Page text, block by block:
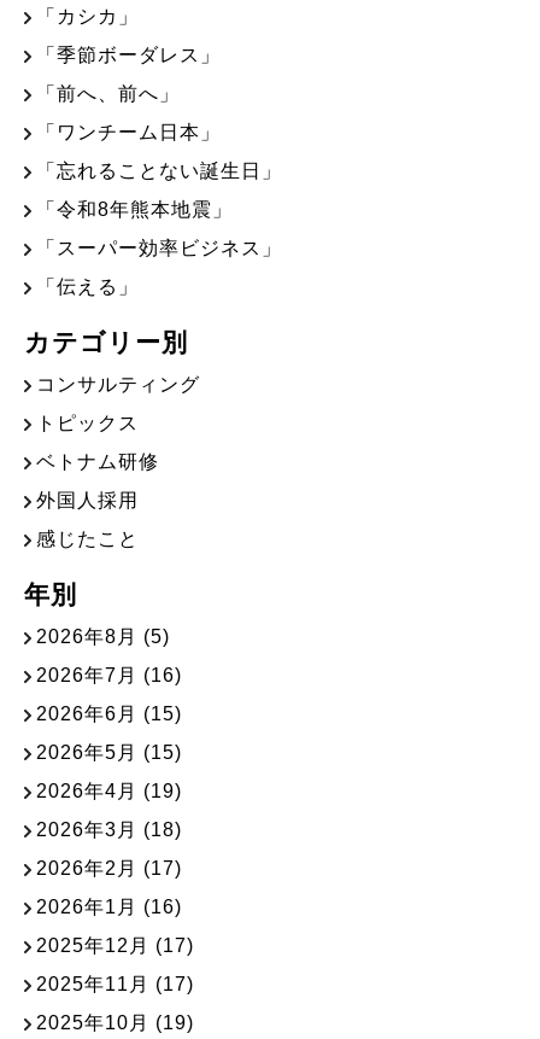
「カシカ」
「季節ボーダレス」
「前へ、前へ」
「ワンチーム日本」
「忘れることない誕生日」
「令和8年熊本地震」
「スーパー効率ビジネス」
「伝える」
カテゴリー別
コンサルティング
トピックス
ベトナム研修
外国人採用
感じたこと
年別
2026年8月 (5)
2026年7月 (16)
2026年6月 (15)
2026年5月 (15)
2026年4月 (19)
2026年3月 (18)
2026年2月 (17)
2026年1月 (16)
2025年12月 (17)
2025年11月 (17)
2025年10月 (19)